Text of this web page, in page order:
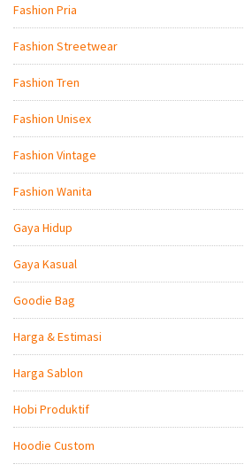
Fashion Pria
Fashion Streetwear
Fashion Tren
Fashion Unisex
Fashion Vintage
Fashion Wanita
Gaya Hidup
Gaya Kasual
Goodie Bag
Harga & Estimasi
Harga Sablon
Hobi Produktif
Hoodie Custom